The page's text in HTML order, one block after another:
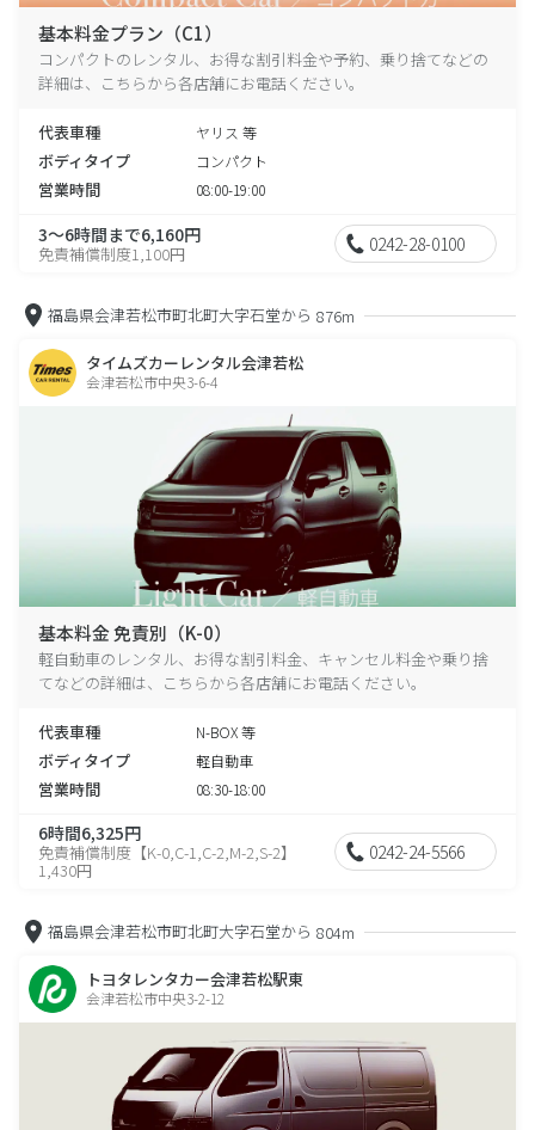
基本料金プラン（C1）
コンパクトのレンタル、お得な割引料金や予約、乗り捨てなどの
詳細は、こちらから各店舗にお電話ください。
代表車種 ヤリス 等
ボディタイプ コンパクト
営業時間 08:00-19:00
3～6時間まで6,160円
免責補償制度1,100円 0242-28-0100
福島県会津若松市町北町大字石堂から 876m
タイムズカーレンタル会津若松
会津若松市中央3-6-4
基本料金 免責別（K-0）
軽自動車のレンタル、お得な割引料金、キャンセル料金や乗り捨
てなどの詳細は、こちらから各店舗にお電話ください。
代表車種 N-BOX 等
ボディタイプ 軽自動車
営業時間 08:30-18:00
6時間6,325円
免責補償制度【K-0,C-1,C-2,M-2,S-2】
1,430円
0242-24-5566
福島県会津若松市町北町大字石堂から 804m
トヨタレンタカー会津若松駅東
会津若松市中央3-2-12